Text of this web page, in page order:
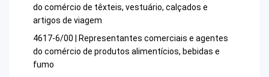
do comércio de têxteis, vestuário, calçados e
artigos de viagem
4617-6/00 | Representantes comerciais e agentes
do comércio de produtos alimentícios, bebidas e
fumo